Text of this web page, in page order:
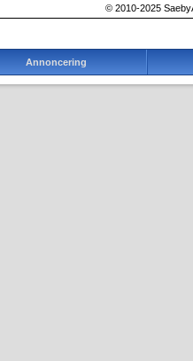
© 2010-2025
Annoncering